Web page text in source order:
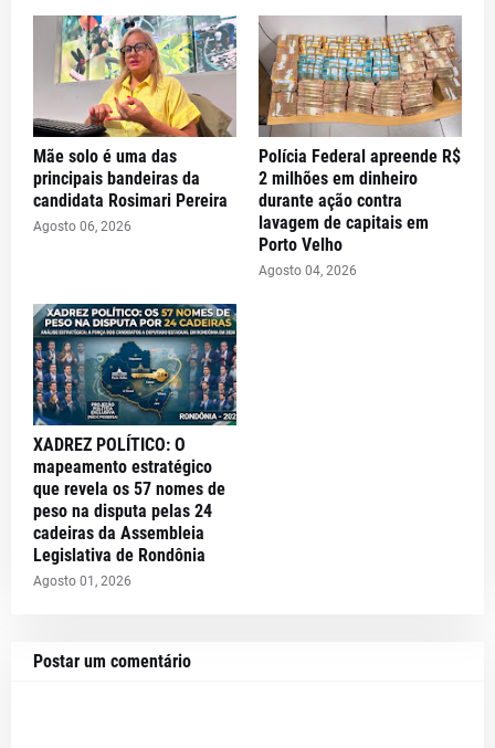
Mãe solo é uma das
principais bandeiras da
candidata Rosimari Pereira
Agosto 06, 2026
Polícia Federal apreende R$
2 milhões em dinheiro
durante ação contra
lavagem de capitais em
Porto Velho
Agosto 04, 2026
XADREZ POLÍTICO: O
mapeamento estratégico
que revela os 57 nomes de
peso na disputa pelas 24
cadeiras da Assembleia
Legislativa de Rondônia
Agosto 01, 2026
Postar um comentário